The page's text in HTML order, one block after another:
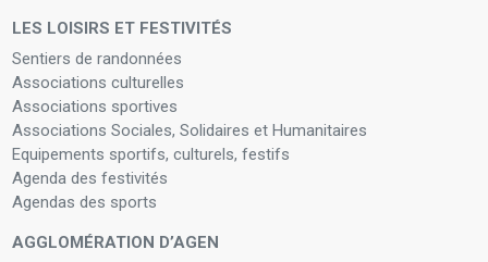
LES LOISIRS ET FESTIVITÉS
Sentiers de randonnées
Associations culturelles
Associations sportives
Associations Sociales, Solidaires et Humanitaires
Equipements sportifs, culturels, festifs
Agenda des festivités
Agendas des sports
AGGLOMÉRATION D’AGEN